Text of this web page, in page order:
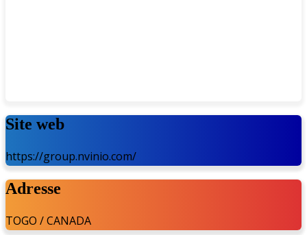
Site web
https://group.nvinio.com/
Adresse
TOGO / CANADA